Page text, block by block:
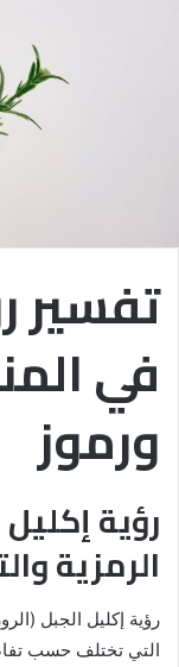
تفسير
في
ورموز
رؤية
الرمزية
رؤية إكليل الجبل
التي تختلف حسب